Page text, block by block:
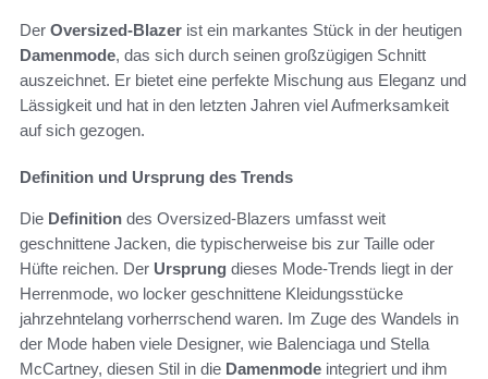
Der Oversized-Blazer ist ein markantes Stück in der heutigen
Damenmode, das sich durch seinen großzügigen Schnitt
auszeichnet. Er bietet eine perfekte Mischung aus Eleganz und
Lässigkeit und hat in den letzten Jahren viel Aufmerksamkeit
auf sich gezogen.
Definition und Ursprung des Trends
Die Definition des Oversized-Blazers umfasst weit
geschnittene Jacken, die typischerweise bis zur Taille oder
Hüfte reichen. Der Ursprung dieses Mode-Trends liegt in der
Herrenmode, wo locker geschnittene Kleidungsstücke
jahrzehntelang vorherrschend waren. Im Zuge des Wandels in
der Mode haben viele Designer, wie Balenciaga und Stella
McCartney, diesen Stil in die Damenmode integriert und ihm